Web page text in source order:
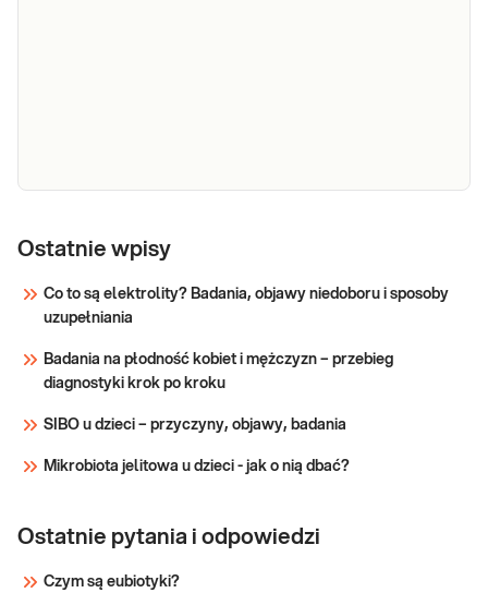
wątrobowe
ALP, BIL,
GGTP)
Próby wątrobowe. Oznaczenie wartości
wątrobowych i bilirubiny) przydatne w
Sprawdź
Ostatnie wpisy
Co to są elektrolity? Badania, objawy niedoboru i sposoby
uzupełniania
Badania na płodność kobiet i mężczyzn – przebieg
diagnostyki krok po kroku
SIBO u dzieci – przyczyny, objawy, badania
Mikrobiota jelitowa u dzieci - jak o nią dbać?
Ostatnie pytania i odpowiedzi
Czym są eubiotyki?